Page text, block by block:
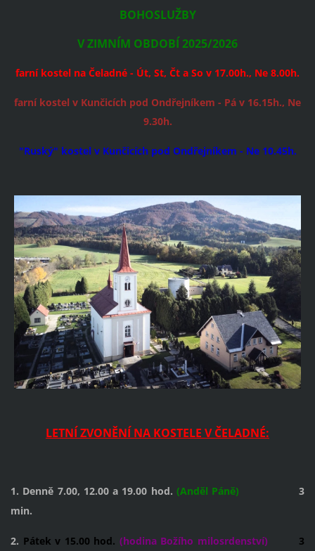
BOHOSLUŽBY
V ZIMNÍM OBDOBÍ 2025/2026
farní kostel na Čeladné - Út, St, Čt a So v 17.00h., Ne 8.00h.
farní kostel v Kunčicích pod Ondřejníkem - Pá v 16.15h., Ne
9.30h.
"Ruský" kostel v Kunčicích pod Ondřejníkem - Ne 10.45h.
LETNÍ ZVONĚNÍ NA KOSTELE V ČELADNÉ:
1. Denně 7.00, 12.00 a 19.00 hod.(Anděl Páně)3
min.
2. Pátek v 15.00 hod. (hodina Božího milosrdenství) 3